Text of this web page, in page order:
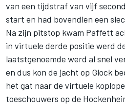
van een tijdstraf van vijf
start en had bovendien een
Na zijn pitstop kwam Paffett
in virtuele derde positie werd
laatstgenoemde werd al snel
en dus kon de jacht op Glock
het gat naar de virtuele
toeschouwers op de